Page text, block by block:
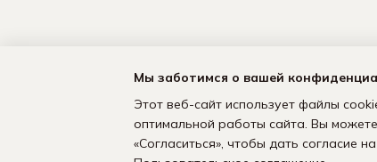
Интернет-магазин создан с Хорошоп
Мы заботимся о вашей
Этот веб-сайт использует файлы
оптимальной работы сайта. Вы
«Согласиться», чтобы дать согласие